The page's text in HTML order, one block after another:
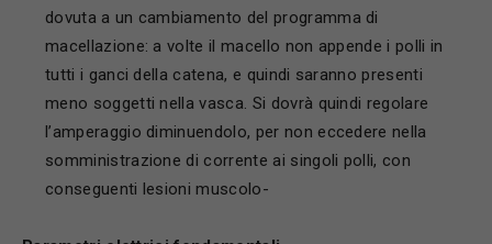
dovuta a un cambiamento del programma di
macellazione: a volte il macello non appende i polli in
tutti i ganci della catena, e quindi saranno presenti
meno soggetti nella vasca. Si dovrà quindi regolare
l’amperaggio diminuendolo, per non eccedere nella
somministrazione di corrente ai singoli polli, con
conseguenti lesioni muscolo-